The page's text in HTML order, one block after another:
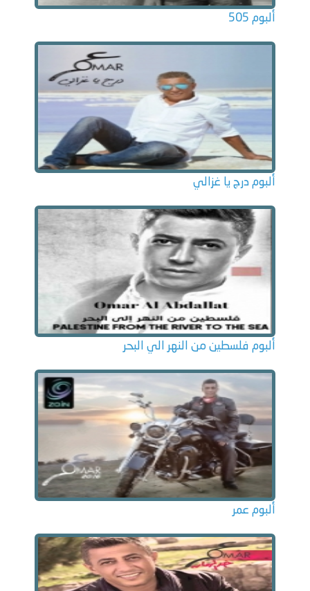
ألبوم 505
ألبوم درج يا غزالي
ألبوم فلسطين من النهر الي البحر
ألبوم عمر